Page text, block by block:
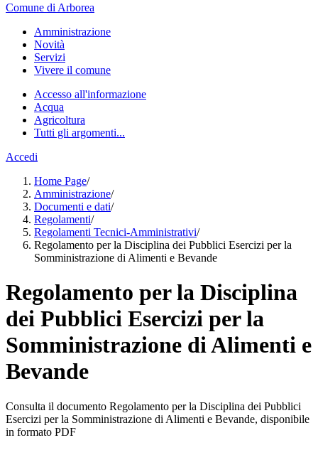
Comune di Arborea
Amministrazione
Novità
Servizi
Vivere il comune
Accesso all'informazione
Acqua
Agricoltura
Tutti gli argomenti...
Accedi
Home Page/
Amministrazione/
Documenti e dati/
Regolamenti/
Regolamenti Tecnici-Amministrativi/
Regolamento per la Disciplina dei Pubblici Esercizi per la
Somministrazione di Alimenti e Bevande
Regolamento per la Disciplina
dei Pubblici Esercizi per la
Somministrazione di Alimenti e
Bevande
Consulta il documento Regolamento per la Disciplina dei Pubblici
Esercizi per la Somministrazione di Alimenti e Bevande, disponibile
in formato PDF